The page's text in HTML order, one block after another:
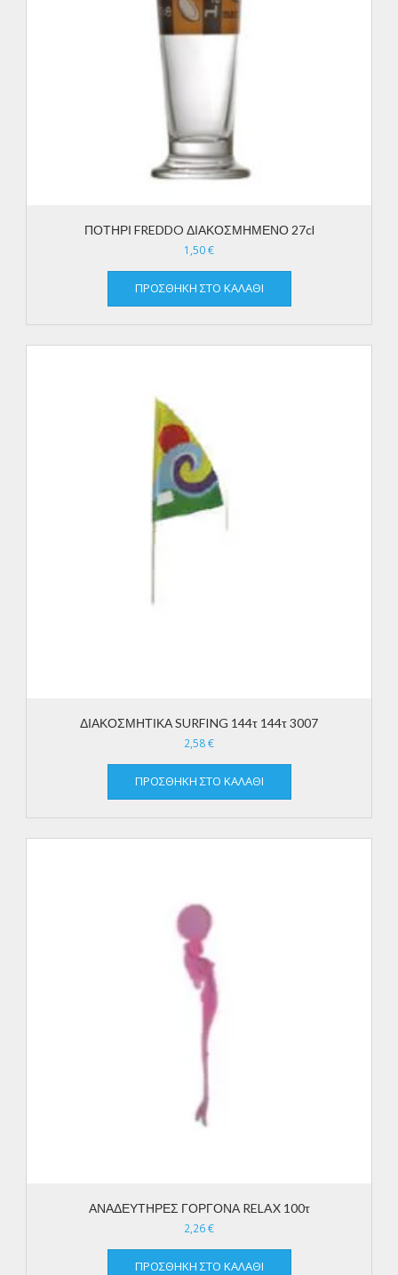
ΠΟΤΗΡΙ FREDDO ΔΙΑΚΟΣΜΗΜΕΝΟ 27cl
1,50€
ΠΡΟΣΘΉΚΗ ΣΤΟ ΚΑΛΆΘΙ
ΔΙΑΚΟΣΜΗΤΙΚΑ SURFING 144τ 144τ 3007
2,58€
ΠΡΟΣΘΉΚΗ ΣΤΟ ΚΑΛΆΘΙ
ΑΝΑΔΕΥΤΗΡΕΣ ΓΟΡΓΟΝΑ RELAX 100τ
2,26€
ΠΡΟΣΘΉΚΗ ΣΤΟ ΚΑΛΆΘΙ